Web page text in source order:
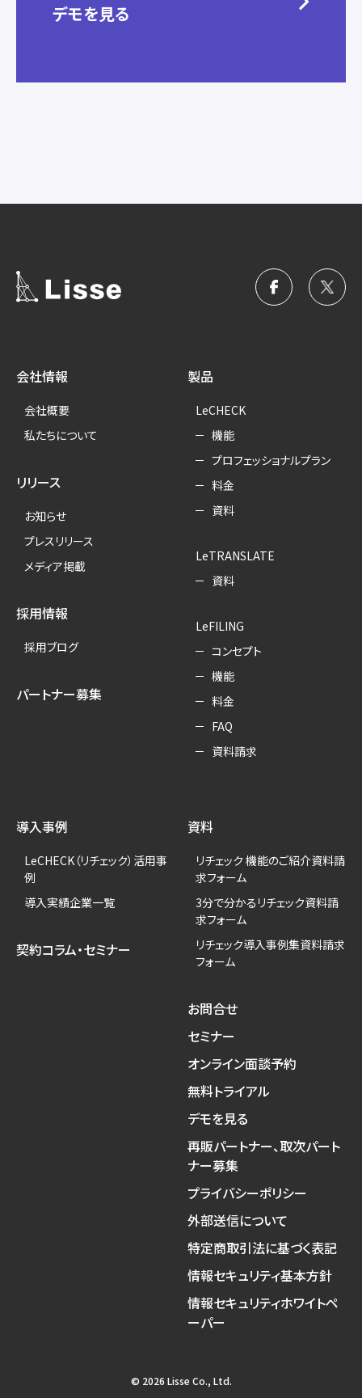
デモを見る
会社情報
会社概要
私たちについて
リリース
お知らせ
プレスリリース
メディア掲載
採用情報
採用ブログ
パートナー募集
製品
LeCHECK
機能
プロフェッショナルプラン
料金
資料
LeTRANSLATE
資料
LeFILING
コンセプト
機能
料金
FAQ
資料請求
導入事例
LeCHECK（リチェック）活用事
例
導入実績企業一覧
契約コラム・セミナー
資料
リチェック 機能のご紹介資料請
求フォーム
3分で分かるリチェック資料請
求フォーム
リチェック導入事例集資料請求
フォーム
お問合せ
セミナー
オンライン面談予約
無料トライアル
デモを見る
再販パートナー、取次パート
ナー募集
プライバシーポリシー
外部送信について
特定商取引法に基づく表記
情報セキュリティ基本方針
情報セキュリティホワイトペ
ーパー
© 2026 Lisse Co., Ltd.